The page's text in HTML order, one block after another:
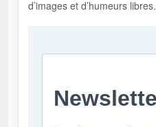
d’images et d’humeurs libres.